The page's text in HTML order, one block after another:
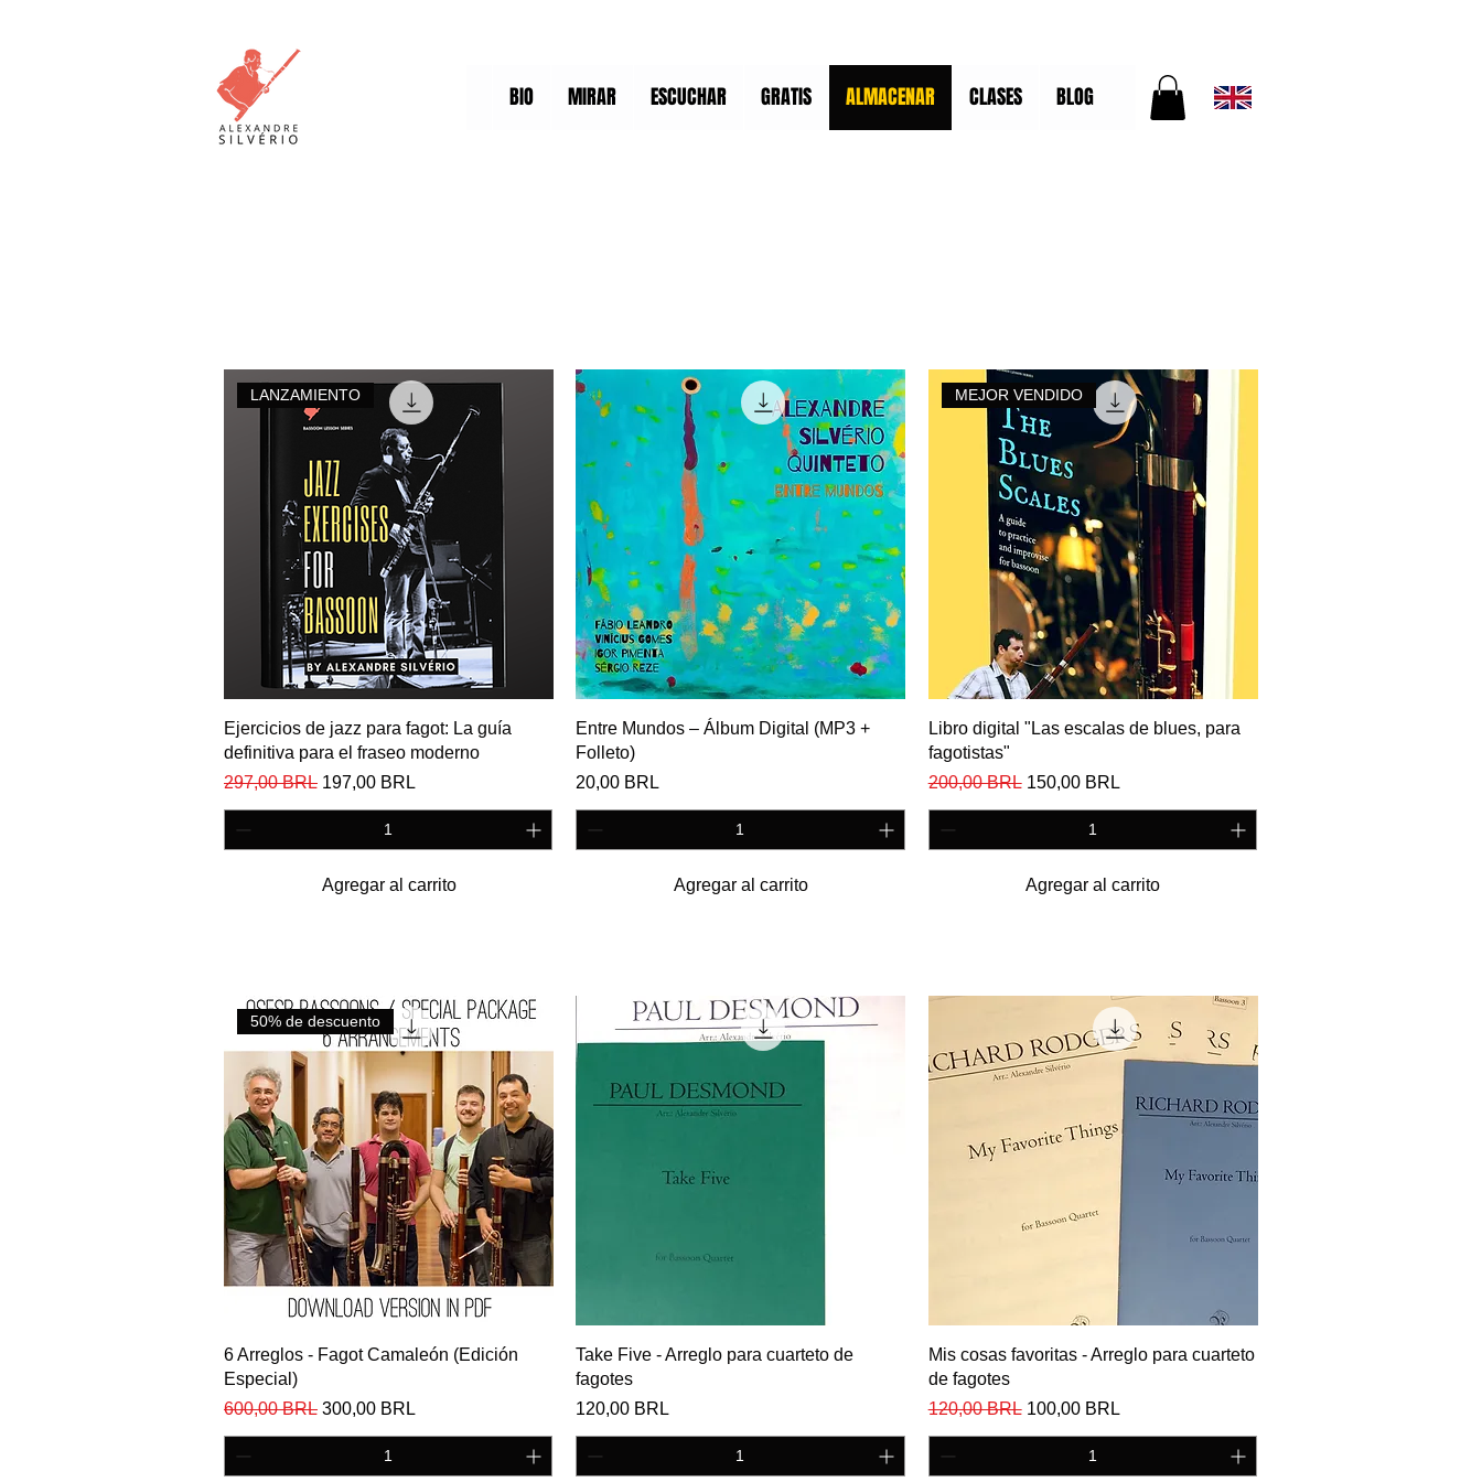
BIO MIRAR ESCUCHAR GRATIS ALMACENAR CLASES BLOG
Vista rápida
LANZAMIENTO
Ejercicios de jazz para fagot: La guía
definitiva para el fraseo moderno
Precio
297,00 BRL Precio de oferta
197,00 BRL
Agregar al carrito
Vista rápida
Entre Mundos – Álbum Digital (MP3 +
Folleto)
Precio
20,00 BRL
Agregar al carrito
Vista rápida
MEJOR VENDIDO
Libro digital "Las escalas de blues, para
fagotistas"
Precio
200,00 BRL Precio de oferta
150,00 BRL
Agregar al carrito
Vista rápida
50% de descuento
6 Arreglos - Fagot Camaleón (Edición
Especial)
Precio
600,00 BRL Precio de oferta
300,00 BRL
Vista rápida
Take Five - Arreglo para cuarteto de
fagotes
Precio
120,00 BRL
Vista rápida
Mis cosas favoritas - Arreglo para cuarteto
de fagotes
Precio
120,00 BRL Precio de oferta
100,00 BRL